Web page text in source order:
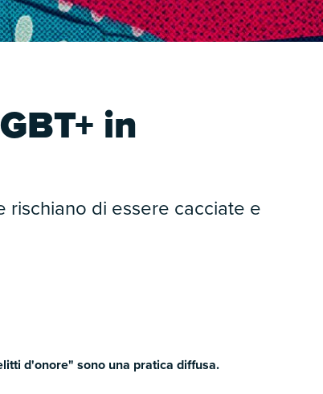
in
rischiano di essere cacciate e
d'onore" sono una pratica diffusa.